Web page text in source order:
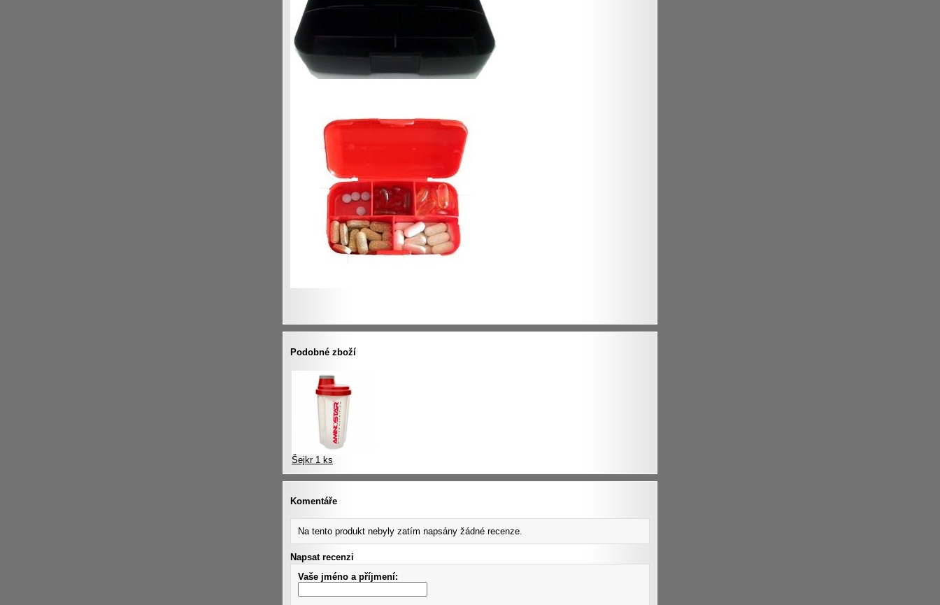
Podobné zboží
Šejkr 1 ks
Komentáře
Na tento produkt nebyly zatím napsány žádné recenze.
Napsat recenzi
Vaše jméno a příjmení: